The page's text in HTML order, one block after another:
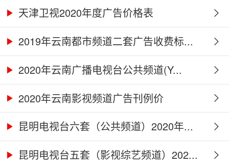
天津卫视2020年度广告价格表
2019年云南都市频道二套广告收费标...
2020年云南广播电视台公共频道(Y...
2020年云南影视频道广告刊例价
昆明电视台六套（公共频道）2020年...
昆明电视台五套（影视综艺频道）202...